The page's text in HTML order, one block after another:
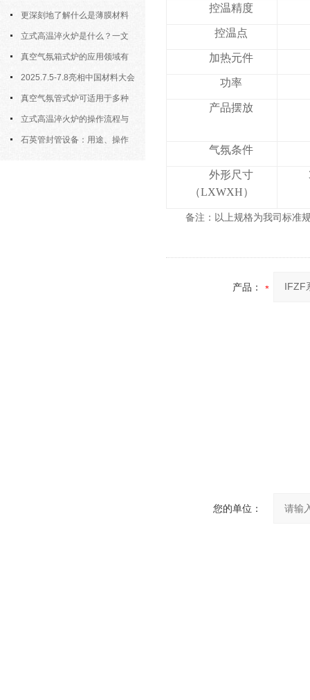
点、操作步骤全拆解，小白也能学
会
更深刻地了解什么是薄膜材料
制备？
立式高温淬火炉是什么？一文
看懂它的基本知识
真空气氛箱式炉的应用领域有
哪些？
2025.7.5-7.8亮相中国材料大会
2025暨新材料科研仪器与设备展
真空气氛管式炉可适用于多种
材料的高温处理
立式高温淬火炉的操作流程与
核心要点解析
石英管封管设备：用途、操作
控温精度
控温点
加热元件
功率
产品摆放
气氛条件
外形尺寸
（LXWXH）
备注：以上规格为我司标准
产品：
您的单位：